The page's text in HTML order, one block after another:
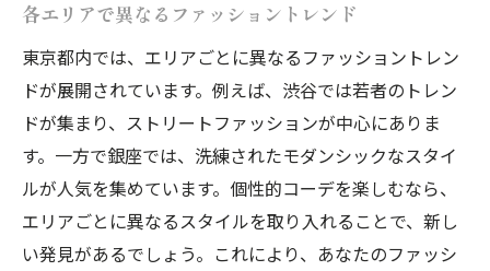
各エリアで異なるファッショントレンド
東京都内では、エリアごとに異なるファッショントレン
ドが展開されています。例えば、渋谷では若者のトレン
ドが集まり、ストリートファッションが中心にありま
す。一方で銀座では、洗練されたモダンシックなスタイ
ルが人気を集めています。個性的コーデを楽しむなら、
エリアごとに異なるスタイルを取り入れることで、新し
い発見があるでしょう。これにより、あなたのファッシ